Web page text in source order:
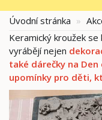
Úvodní stránka
Keramický kroužek se
vyrábějí nejen
také dárečky na
upomínky pro děti,